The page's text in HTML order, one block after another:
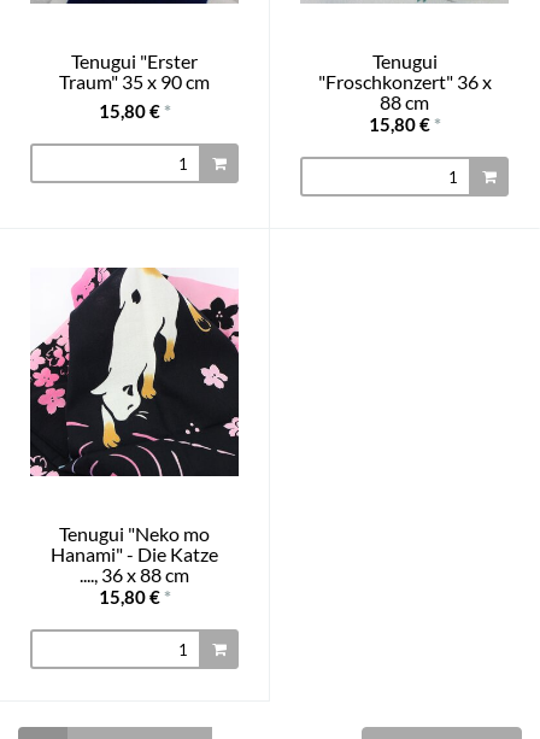
Tenugui "Erster
Traum" 35 x 90 cm
15,80 € *
Tenugui
"Froschkonzert" 36 x
88 cm
15,80 € *
Tenugui "Neko mo
Hanami" - Die Katze
...., 36 x 88 cm
15,80 € *